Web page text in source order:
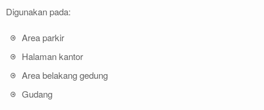
Digunakan pada:
Area parkir
Halaman kantor
Area belakang gedung
Gudang